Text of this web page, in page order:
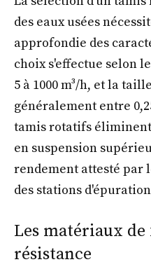
des eaux usées
approfondie des
choix s'effectue selon
5 à 1000 m³/h, et la
généralement entre
tamis rotatifs éliminent
en suspension
rendement attesté par
des stations
Les matériaux
résistance